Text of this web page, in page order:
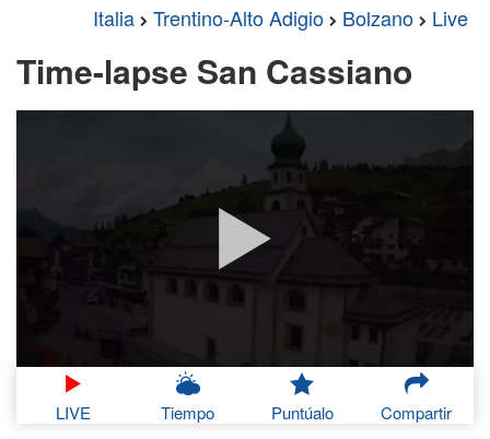
Italia Trentino-Alto Adigio Bolzano Live
Time-lapse San Cassiano
LIVE Tiempo Puntúalo Compartir